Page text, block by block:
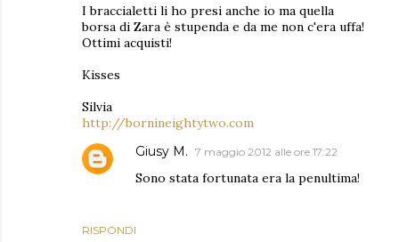
I braccialetti li ho presi anche io ma quella
borsa di Zara è stupenda e da me non c'era uffa!
Ottimi acquisti!
Kisses
Silvia
http://bornineightytwo.com
RISPONDI
Giusy M. 7 maggio 2012 alle ore 17:22
Sono stata fortunata era la penultima!